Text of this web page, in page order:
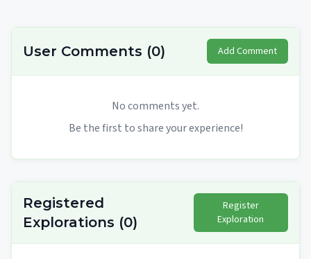
User Comments (0) Add Comment
No comments yet.
Be the first to share your experience!
Registered
Explorations (0)
Register
Exploration